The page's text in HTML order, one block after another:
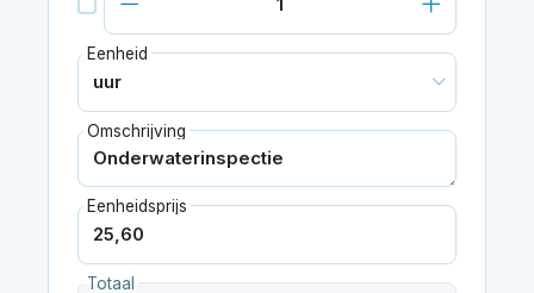
Eenheid
Omschrijving
Eenheidsprijs
Totaal